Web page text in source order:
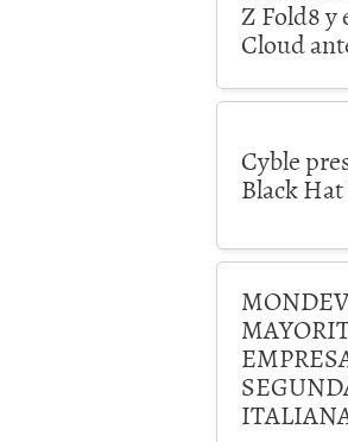
Z Fold8 y
Cloud
Cyble
Black